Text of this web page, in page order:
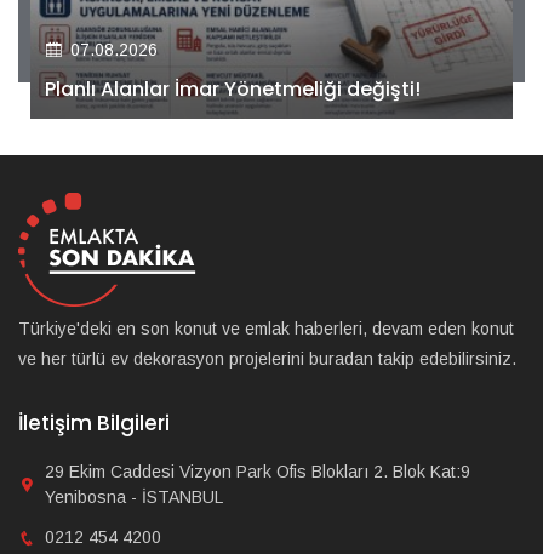
07.08.2026
Kiler GYO’dan Pendik Dolayoba projesiyle ilgili
önemli adım!
Türkiye'deki en son konut ve emlak haberleri, devam eden konut
ve her türlü ev dekorasyon projelerini buradan takip edebilirsiniz.
İletişim Bilgileri
29 Ekim Caddesi Vizyon Park Ofis Blokları 2. Blok Kat:9
Yenibosna - İSTANBUL
0212 454 4200